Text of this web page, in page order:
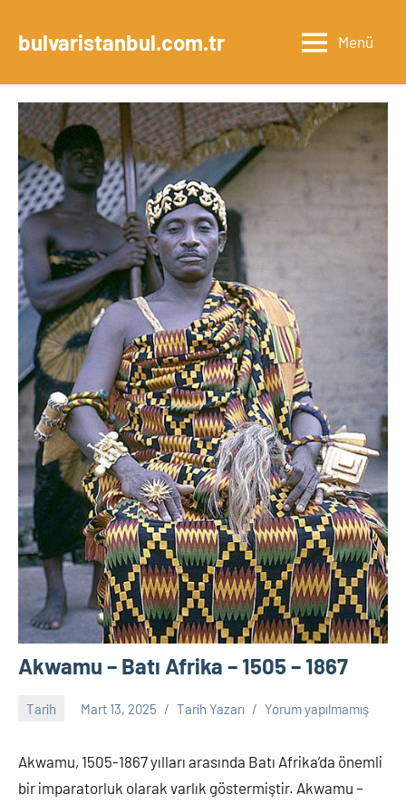
geçbulvaristanbul.com.tr Menü
Akwamu – Batı Afrika – 1505 – 1867
Tarih Mart 13, 2025 Tarih Yazarı Yorum yapılmamış
Akwamu, 1505-1867 yılları arasında Batı Afrika’da önemli
bir imparatorluk olarak varlık göstermiştir. Akwamu –